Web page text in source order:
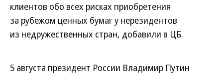
клиентов обо всех рисках приобретения
за рубежом ценных бумаг у нерезидентов
из недружественных стран, добавили в ЦБ.
5 августа президент России Владимир Путин